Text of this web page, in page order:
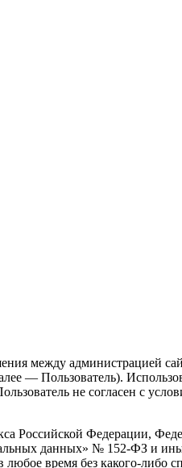
между администрацией
— Пользователь).
не согласен с
Российской Федерации,
данных» № 152-ФЗ и
время без какого-либо